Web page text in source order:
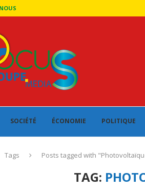
SOCIÉTÉ ÉCONOMIE POLITIQUE
Tags Posts tagged with
TAG: